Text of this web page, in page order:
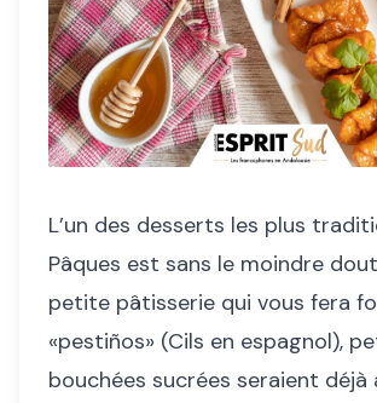
L’un des desserts les plus
Pâques est sans le moindre
petite pâtisserie qui vous fera
«pestiños» (Cils en espagnol),
bouchées sucrées seraient déjà